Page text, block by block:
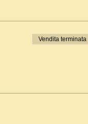
Vendita terminata